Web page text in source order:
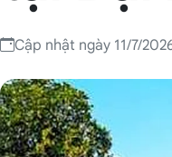
Cập nhật ngày 11/7/